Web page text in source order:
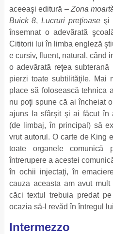
aceeaşi editură – Zona
Buick 8, Lucruri preţioaseşi
însemnat o adevărată
Cititorii lui în limba engleză
e cursiv, fluent, natural, când
o adevărată reţea
pierzi toate subtilităţile. Mai
place să folosească tehnica
nu poţi spune că ai încheiat
ajuns la sfârşit şi ai făcut în
(de limbaj, în principal) să
vrut autorul. O carte de King
toate organele
întrerupere a acestei
în ochii injectaţi, în
cauza aceasta am avut
căci textul trebuia predat
ocazia să-l revăd în întregul
Intermezzo